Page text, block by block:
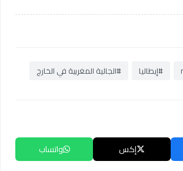
#إيطاليا #الجالية المغربية في الخارج
إكس واتساب